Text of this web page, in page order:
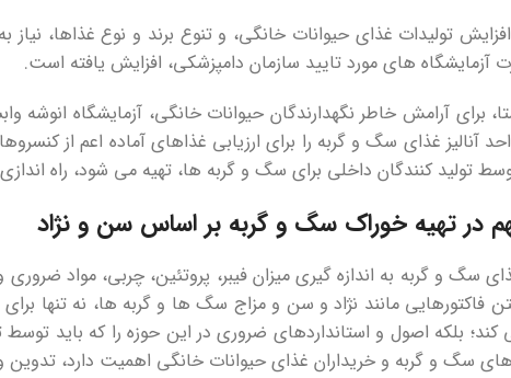
افزایش تولیدات غذای حیوانات خانگی، و تنوع برند و نوع غذاها،
های مورد تایید سازمان دامپزشکی، افزایش یافته است.
برای آرامش خاطر نگهدارندگان حیوانات خانگی، آزمایشگاه
آنالیز غذای سگ و گربه را برای ارزیابی غذاهای آماده اعم از
تولید کنندگان داخلی برای سگ و گربه ها، تهیه می شود، راه
در تهیه خوراک سگ و گربه بر اساس سن و نژاد
سگ و گربه به اندازه گیری میزان فیبر، پروتئین، چربی، مواد
فاکتورهایی مانند نژاد و سن و مزاج سگ ها و گربه ها، نه تنها
بلکه اصول و استانداردهای ضروری در این حوزه را که باید
های سگ و گربه و خریداران غذای حیوانات خانگی اهمیت دارد، تدوین